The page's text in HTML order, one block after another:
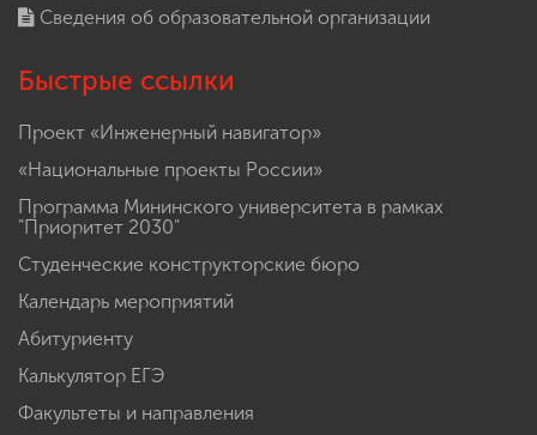
Сведения об образовательной организации
Быстрые ссылки
Проект «Инженерный навигатор»
«Национальные проекты России»
Программа Мининского университета в рамках
"Приоритет 2030"
Студенческие конструкторские бюро
Календарь мероприятий
Абитуриенту
Калькулятор ЕГЭ
Факультеты и направления